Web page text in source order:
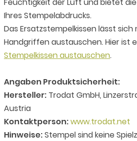
Ihres Stempelabdrucks.
Das Ersatzstempelkissen lässt
Handgriffen austauschen. Hier ist
Stempelkissen austauschen.
Angaben Produktsicherheit:
Hersteller: Trodat GmbH,
Austria
Kontaktperson:www.trodat.net
Hinweise:Stempel sind keine